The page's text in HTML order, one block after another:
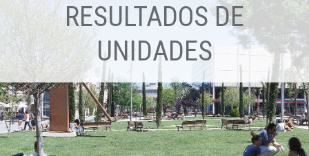
RESULTADOS DE
UNIDADES